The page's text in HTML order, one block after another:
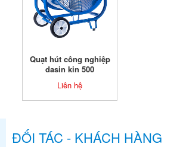
Quạt hút công nghiệp
dasin kin 500
Liên hệ
ĐỐI TÁC - KHÁCH HÀNG